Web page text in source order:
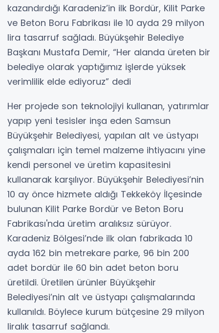
kazandırdığı Karadeniz’in ilk Bordür, Kilit Parke
ve Beton Boru Fabrikası ile 10 ayda 29 milyon
lira tasarruf sağladı. Büyükşehir Belediye
Başkanı Mustafa Demir, “Her alanda üreten bir
belediye olarak yaptığımız işlerde yüksek
verimlilik elde ediyoruz” dedi
Her projede son teknolojiyi kullanan, yatırımlar
yapıp yeni tesisler inşa eden Samsun
Büyükşehir Belediyesi, yapılan alt ve üstyapı
çalışmaları için temel malzeme ihtiyacını yine
kendi personel ve üretim kapasitesini
kullanarak karşılıyor. Büyükşehir Belediyesi’nin
10 ay önce hizmete aldığı Tekkeköy İlçesinde
bulunan Kilit Parke Bordür ve Beton Boru
Fabrikası'nda üretim aralıksız sürüyor.
Karadeniz Bölgesi’nde ilk olan fabrikada 10
ayda 162 bin metrekare parke, 96 bin 200
adet bordür ile 60 bin adet beton boru
üretildi. Üretilen ürünler Büyükşehir
Belediyesi’nin alt ve üstyapı çalışmalarında
kullanıldı. Böylece kurum bütçesine 29 milyon
liralık tasarruf sağlandı.